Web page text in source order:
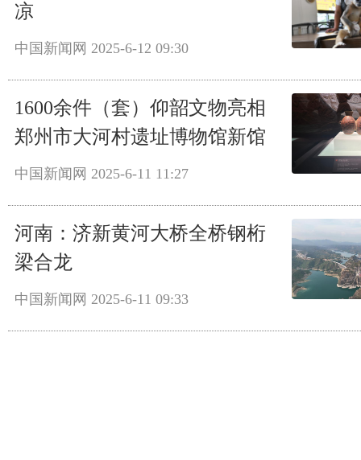
凉
中国新闻网 2025-6-12 09:30
1600余件（套）仰韶文物亮相
郑州市大河村遗址博物馆新馆
中国新闻网 2025-6-11 11:27
河南：济新黄河大桥全桥钢桁
梁合龙
中国新闻网 2025-6-11 09:33